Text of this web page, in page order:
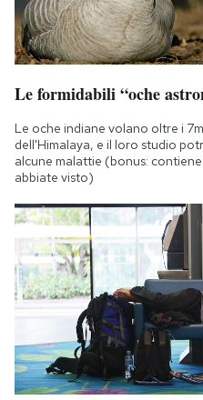
Le formidabili “oche
Le oche indiane volano oltre i
dell'Himalaya, e il loro studio
alcune malattie (bonus:
abbiate visto)